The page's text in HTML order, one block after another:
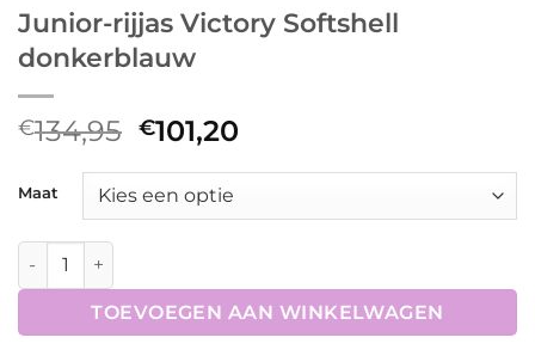
Junior-rijjas Victory Softshell
donkerblauw
€134,95 Oorspronkelijke
was:
€134,95.
€101,20
€101,20.
Maat
Junior-rijjas Victory Softshell donkerblauw aantal
TOEVOEGEN AAN WINKELWAGEN